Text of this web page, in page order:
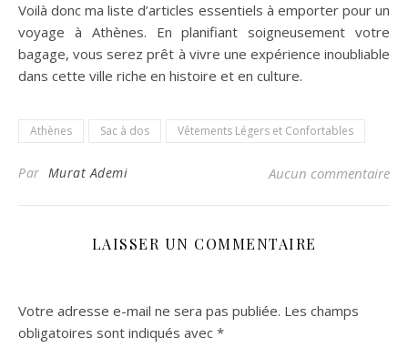
Voilà donc ma liste d’articles essentiels à emporter pour un
voyage à Athènes. En planifiant soigneusement votre
bagage, vous serez prêt à vivre une expérience inoubliable
dans cette ville riche en histoire et en culture.
Athènes Sac à dos Vêtements Légers et Confortables
Par Murat Ademi Aucun commentaire
LAISSER UN COMMENTAIRE
Votre adresse e-mail ne sera pas publiée. Les champs
obligatoires sont indiqués avec *